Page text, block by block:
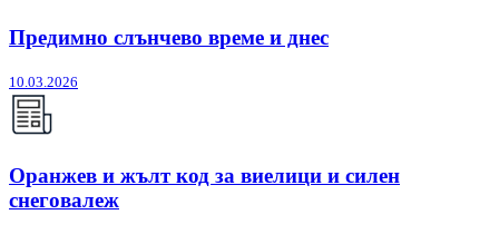
Предимно слънчево време и днес
10.03.2026
Оранжев и жълт код за виелици и силен
снеговалеж